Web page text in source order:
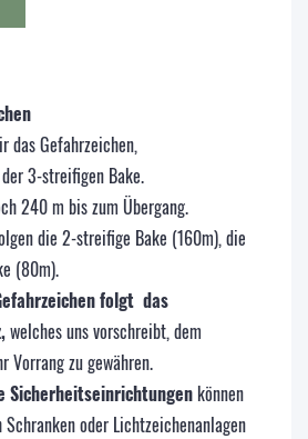
das Gefahrzeichen,
3-streifigen Bake.
240 m bis zum Übergang.
die 2-streifige Bake (160m), die
(80m).
folgt das
welches uns vorschreibt, dem
Vorrang zu gewähren.
Sicherheitseinrichtungen können
Schranken oder Lichtzeichenanlagen